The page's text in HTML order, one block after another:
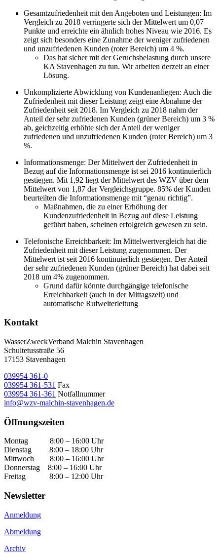
Gesamtzufriedenheit mit den Angeboten und Leistungen: Im
Vergleich zu 2018 verringerte sich der Mittelwert um 0,07
Punkte und erreichte ein ähnlich hohes Niveau wie 2016. Es
zeigt sich besonders eine Zunahme der weniger zufriedenen
und unzufriedenen Kunden (roter Bereich) um 4 %.
Das hat sicher mit der Geruchsbelastung durch unsere
KA Stavenhagen zu tun. Wir arbeiten derzeit an einer
Lösung.
Unkomplizierte Abwicklung von Kundenanliegen: Auch die
Zufriedenheit mit dieser Leistung zeigt eine Abnahme der
Zufriedenheit seit 2018. Im Vergleich zu 2018 nahm der
Anteil der sehr zufriedenen Kunden (grüner Bereich) um 3 %
ab, geichzeitig erhöhte sich der Anteil der weniger
zufriedenen und unzufriedenen Kunden (roter Bereich) um 3
%.
Informationsmenge: Der Mittelwert der Zufriedenheit in
Bezug auf die Informationsmenge ist sei 2016 kontinuierlich
gestiegen. Mit 1,92 liegt der Mittelwert des WZV über dem
Mittelwert von 1,87 der Vergleichsgruppe. 85% der Kunden
beurteilten die Informationsmenge mit “genau richtig”.
Maßnahmen, die zu einer Erhöhung der
Kundenzufriedenheit in Bezug auf diese Leistung
geführt haben, scheinen erfolgreich gewesen zu sein.
Telefonische Erreichbarkeit: Im Mittelwertvergleich hat die
Zufriedenheit mit dieser Leistung zugenommen. Der
Mittelwert ist seit 2016 kontinuierlich gestiegen. Der Anteil
der sehr zufriedenen Kunden (grüner Bereich) hat dabei seit
2018 um 4% zugenommen.
Grund dafür könnte durchgängige telefonische
Erreichbarkeit (auch in der Mittagszeit) und
automatische Rufweiterleitung
Kontakt
WasserZweckVerband­ Malchin Stavenhagen
Schultetusstraße 56
17153 Stavenhagen
039954 361-0
039954 361-531 Fax
039954 361-361 Notfallnummer
info@wzv-malchin-stavenhagen.de
Öffnungszeiten
Montag 8:00 – 16:00 Uhr
Dienstag 8:00 – 18:00 Uhr
Mittwoch 8:00 – 16:00 Uhr
Donnerstag 8:00 – 16:00 Uhr
Freitag 8:00 – 12:00 Uhr
Newsletter
Anmeldung
Abmeldung
Archiv